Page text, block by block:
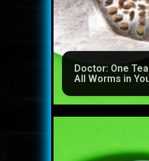
Doctor: One
All Worms in